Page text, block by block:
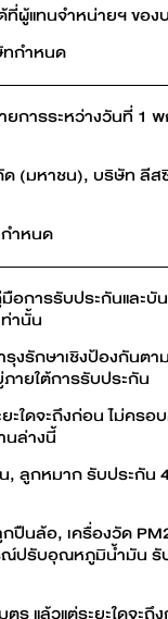
ผู้แทนจำหน่ายฯ ของ
ทกำหนด
การระหว่างวันที่ 1
(มหาชน), บริษัท ลีส
กำหนด
การรับประกันและบั
านั้น
รักษาเชิงป้องกันตา
ายใต้การรับประกัน
ใดจะถึงก่อน ไม่ครอ
นล่างนี้
ลูกหมาก รับประกัน
ปืนล้อ, เครื่องวัด
ปรับอุณหภูมิน้ำมัน รั